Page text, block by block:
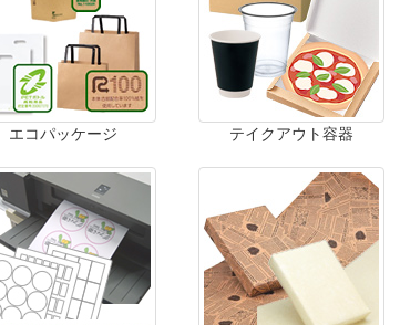
エコパッケージ テイクアウト容器